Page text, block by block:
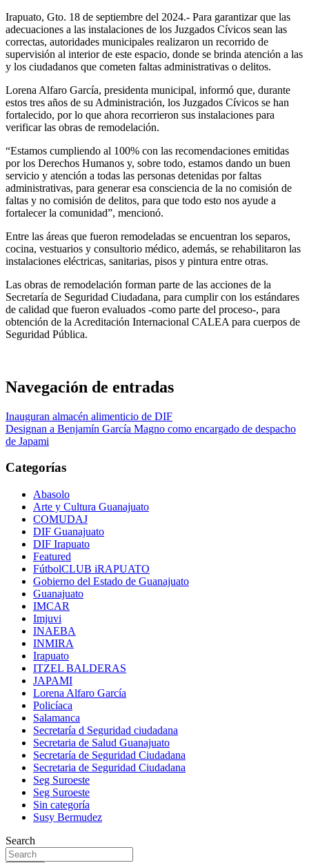
Irapuato, Gto. 18 de septiembre del 2024.- Para garantizar que las
adecuaciones a las instalaciones de los Juzgados Cívicos sean las
correctas, autoridades municipales realizaron un recorrido de
supervisión al interior de este espacio, donde se brinda atención a las
y los ciudadanos que cometen faltas administrativas o delitos.
Lorena Alfaro García, presidenta municipal, informó que, durante
estos tres años de su Administración, los Juzgados Cívicos se han
fortalecido, por lo que ahora recorrieron sus instalaciones para
verificar las obras de remodelación.
“Estamos cumpliendo al 100% con las recomendaciones emitidas
por los Derechos Humanos y, sobre todo, estamos dando un buen
servicio y atención a todas las personas detenidas por faltas
administrativas, para generar esa consciencia de la no comisión de
faltas y no comisión de delitos, para que todo esto nos ayude a
fortalecer la comunidad”, mencionó.
Entre las áreas que fueron remodeladas se encuentran los separos,
cocina, vestuarios y consultorio médico, además, se rehabilitaron las
instalaciones eléctricas, sanitarias, pisos y pintura entre otras.
Las obras de remodelación forman parte de las acciones de la
Secretaría de Seguridad Ciudadana, para cumplir con los estándares
de calidad que fueron evaluados -como parte del proceso-, para
obtención de la Acreditación Internacional CALEA para cuerpos de
Seguridad Pública.
Navegación de entradas
Inauguran almacén alimenticio de DIF
Designan a Benjamín García Magno como encargado de despacho
de Japami
Categorías
Abasolo
Arte y Cultura Guanajuato
COMUDAJ
DIF Guanajuato
DIF Irapuato
Featured
FútbolCLUB iRAPUATO
Gobierno del Estado de Guanajuato
Guanajuato
IMCAR
Imjuvi
INAEBA
INMIRA
Irapuato
ITZEL BALDERAS
JAPAMI
Lorena Alfaro García
Policíaca
Salamanca
Secretaría d Seguridad ciudadana
Secretaria de Salud Guanajuato
Secretaría de Seguridad Ciudadana
Secretaria de Seguridad Ciudadana
Seg Suroeste
Seg Suroeste
Sin categoría
Susy Bermudez
Search